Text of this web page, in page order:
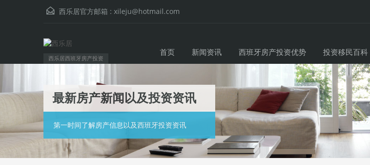
西乐居官方邮箱 : xileju@hotmail.com
西乐居西班牙房产投资
首页 新闻资讯 西班牙房产投资优势 投资移民百科
最新房产新闻以及投资资讯
第一时间了解房产信息以及西班牙投资资讯